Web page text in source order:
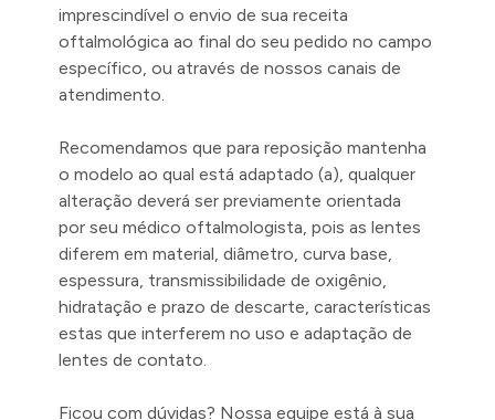
imprescindível o envio de sua receita
oftalmológica ao final do seu pedido no campo
específico, ou através de nossos canais de
atendimento.
Recomendamos que para reposição mantenha
o modelo ao qual está adaptado (a), qualquer
alteração deverá ser previamente orientada
por seu médico oftalmologista, pois as lentes
diferem em material, diâmetro, curva base,
espessura, transmissibilidade de oxigênio,
hidratação e prazo de descarte, características
estas que interferem no uso e adaptação de
lentes de contato.
Ficou com dúvidas? Nossa equipe está à sua